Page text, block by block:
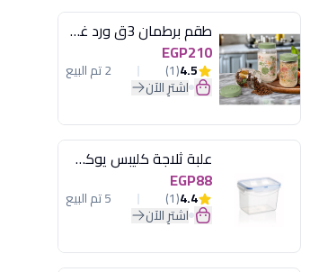
طقم برطمان 3ق ورد غطاء مينت جرين هيريفين
EGP210
4.5
(1) 2 تم البيع
اشترِ الآن
علبة ثلاجة كليبس يوكسان
EGP88
4.4
(1) 5 تم البيع
اشترِ الآن